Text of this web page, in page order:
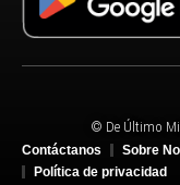
© De Último
Contáctanos
Sobre
Política de privacidad